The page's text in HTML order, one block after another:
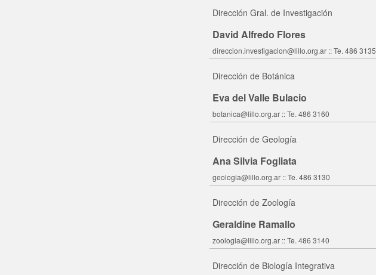
Dirección Gral. de Investigación
David Alfredo Flores
direccion.investigacion@lillo.org.ar :: Te. 486 3135
Dirección de Botánica
Eva del Valle Bulacio
botanica@lillo.org.ar :: Te. 486 3160
Dirección de Geología
Ana Silvia Fogliata
geologia@lillo.org.ar :: Te. 486 3130
Dirección de Zoología
Geraldine Ramallo
zoologia@lillo.org.ar :: Te. 486 3140
Dirección de Biología Integrativa